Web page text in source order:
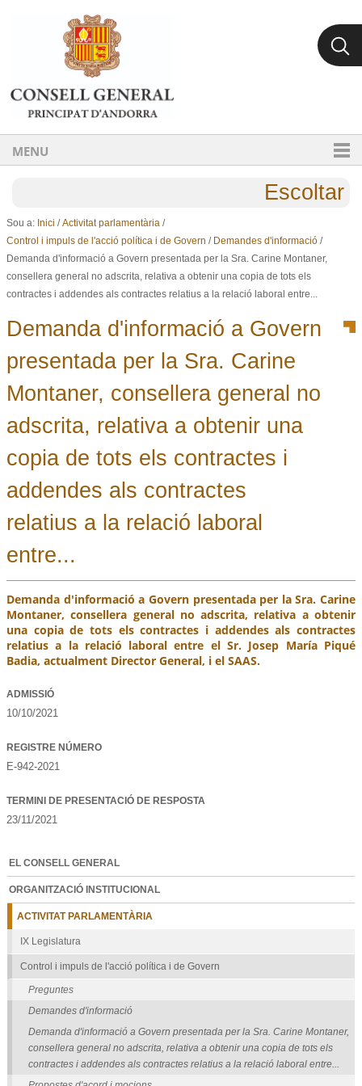
Ves al contingut.
Salta a la navegació
MENU
Escoltar
Sou a: Inici /Activitat parlamentària /
Control i impuls de l'acció política i de Govern / Demandes d'informació /
Demanda d'informació a Govern presentada per la Sra. Carine Montaner,
consellera general no adscrita, relativa a obtenir una copia de tots els
contractes i addendes als contractes relatius a la relació laboral entre...
Demanda d'informació a Govern
presentada per la Sra. Carine
Montaner, consellera general no
adscrita, relativa a obtenir una
copia de tots els contractes i
addendes als contractes
relatius a la relació laboral
entre...
Demanda d'informació a Govern presentada per la Sra. Carine
Montaner, consellera general no adscrita, relativa a obtenir
una copia de tots els contractes i addendes als contractes
relatius a la relació laboral entre el Sr. Josep María Piqué
Badia, actualment Director General, i el SAAS.
ADMISSIÓ
10/10/2021
REGISTRE NÚMERO
E-942-2021
TERMINI DE PRESENTACIÓ DE RESPOSTA
23/11/2021
EL CONSELL GENERAL
ORGANITZACIÓ INSTITUCIONAL
ACTIVITAT PARLAMENTÀRIA
IX Legislatura
Control i impuls de l'acció política i de Govern
Preguntes
Demandes d'informació
Demanda d'informació a Govern presentada per la Sra. Carine Montaner,
consellera general no adscrita, relativa a obtenir una copia de tots els
contractes i addendes als contractes relatius a la relació laboral entre...